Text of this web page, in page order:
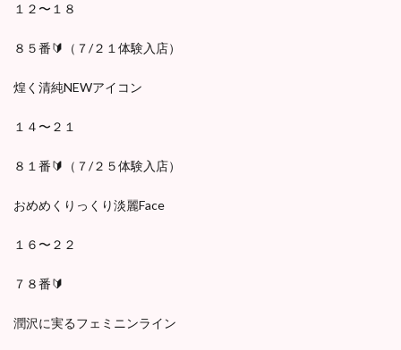
１２〜１８
８５番🔰（７/２１体験入店）
煌く清純NEWアイコン
１４〜２１
８１番🔰（７/２５体験入店）
おめめくりっくり淡麗Face
１６〜２２
７８番🔰
潤沢に実るフェミニンライン